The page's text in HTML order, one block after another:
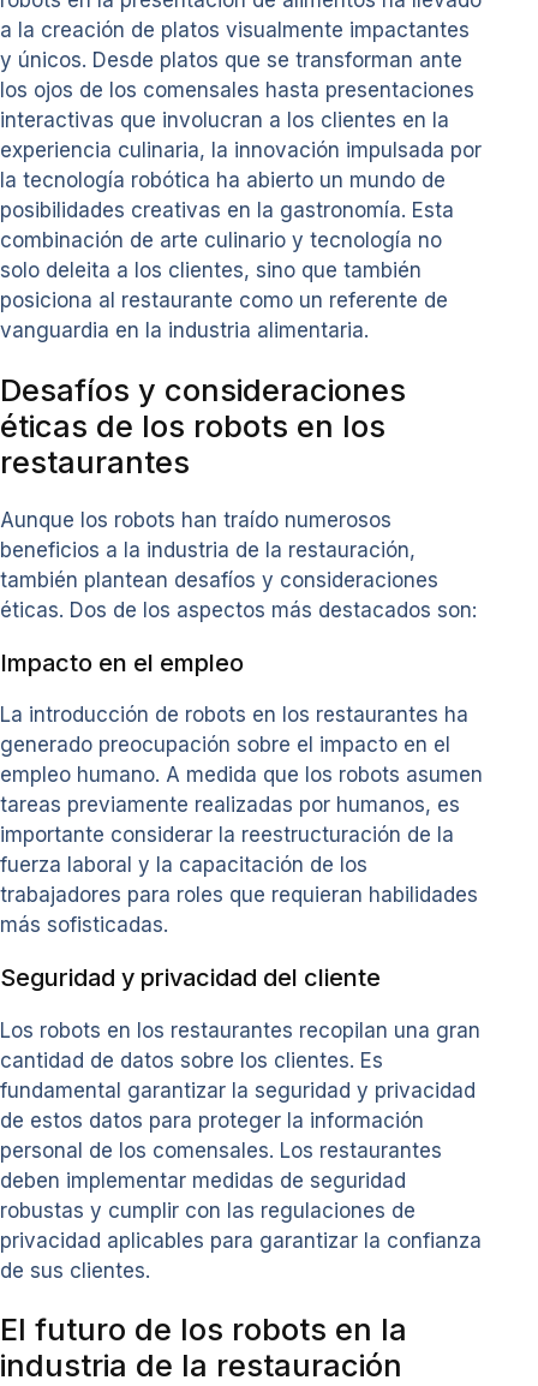
a la creación de platos visualmente impactantes
y únicos. Desde platos que se transforman ante
los ojos de los comensales hasta presentaciones
interactivas que involucran a los clientes en la
experiencia culinaria, la innovación impulsada por
la tecnología robótica ha abierto un mundo de
posibilidades creativas en la gastronomía. Esta
combinación de arte culinario y tecnología no
solo deleita a los clientes, sino que también
posiciona al restaurante como un referente de
vanguardia en la industria alimentaria.
Desafíos y consideraciones
éticas de los robots en los
restaurantes
Aunque los robots han traído numerosos
beneficios a la industria de la restauración,
también plantean desafíos y consideraciones
éticas. Dos de los aspectos más destacados son:
Impacto en el empleo
La introducción de robots en los restaurantes ha
generado preocupación sobre el impacto en el
empleo humano. A medida que los robots asumen
tareas previamente realizadas por humanos, es
importante considerar la reestructuración de la
fuerza laboral y la capacitación de los
trabajadores para roles que requieran habilidades
más sofisticadas.
Seguridad y privacidad del cliente
Los robots en los restaurantes recopilan una gran
cantidad de datos sobre los clientes. Es
fundamental garantizar la seguridad y privacidad
de estos datos para proteger la información
personal de los comensales. Los restaurantes
deben implementar medidas de seguridad
robustas y cumplir con las regulaciones de
privacidad aplicables para garantizar la confianza
de sus clientes.
El futuro de los robots en la
industria de la restauración